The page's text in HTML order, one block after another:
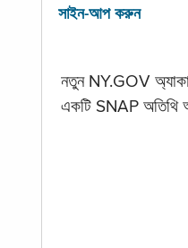
সাইন-আপ করুন
নতুন NY.GOV
একটি SNAP অতিথি